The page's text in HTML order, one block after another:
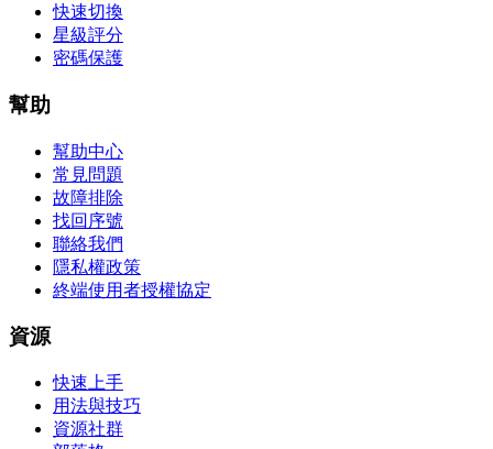
快速切換
星級評分
密碼保護
幫助
幫助中心
常見問題
故障排除
找回序號
聯絡我們
隱私權政策
終端使用者授權協定
資源
快速上手
用法與技巧
資源社群